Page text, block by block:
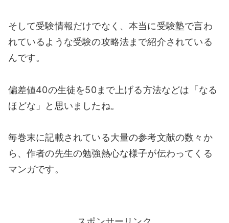
そして受験情報だけでなく、本当に受験塾で言わ
れているような受験の攻略法まで紹介されている
んです。
偏差値40の生徒を50まで上げる方法などは「なる
ほどな」と思いましたね。
毎巻末に記載されている大量の参考文献の数々か
ら、作者の先生の勉強熱心な様子が伝わってくる
マンガです。